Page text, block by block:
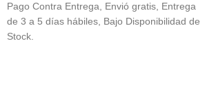
Pago Contra Entrega, Envió gratis, Entrega
de 3 a 5 días hábiles, Bajo Disponibilidad de
Stock.